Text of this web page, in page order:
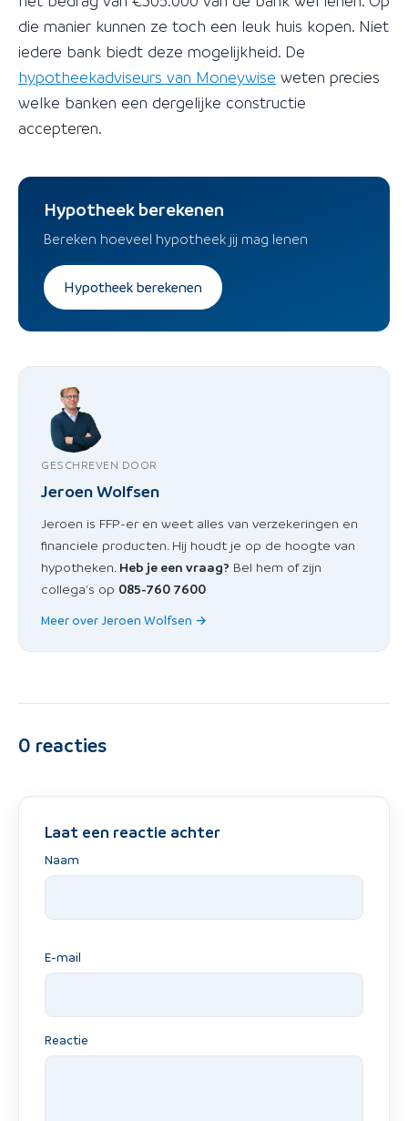
die manier kunnen ze toch een leuk huis kopen. Niet
iedere bank biedt deze mogelijkheid. De
hypotheekadviseurs van Moneywise weten precies
welke banken een dergelijke constructie
accepteren.
Hypotheek berekenen
Bereken hoeveel hypotheek jij mag lenen
Hypotheek berekenen
GESCHREVEN DOOR
Jeroen Wolfsen
Jeroen is FFP-er en weet alles van verzekeringen en
financiele producten. Hij houdt je op de hoogte van
hypotheken. Heb je een vraag? Bel hem of zijn
collega's op 085-760 7600
Meer over Jeroen Wolfsen →
0 reacties
Laat een reactie achter
Naam
E-mail
Reactie